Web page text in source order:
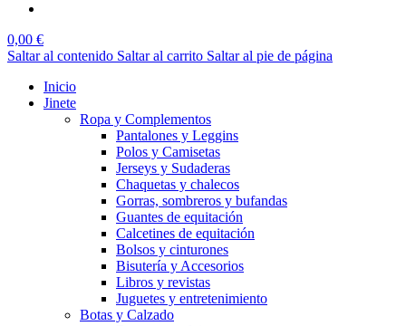
0,00 €
Saltar al contenido Saltar al carrito Saltar al pie de página
Inicio
Jinete
Ropa y Complementos
Pantalones y Leggins
Polos y Camisetas
Jerseys y Sudaderas
Chaquetas y chalecos
Gorras, sombreros y bufandas
Guantes de equitación
Calcetines de equitación
Bolsos y cinturones
Bisutería y Accesorios
Libros y revistas
Juguetes y entretenimiento
Botas y Calzado